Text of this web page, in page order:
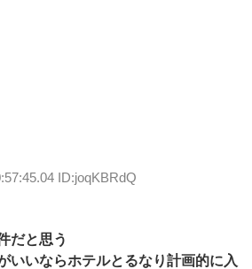
ID:joqKBRdQ
だと思う
いいならホテルとるなり計画的に入